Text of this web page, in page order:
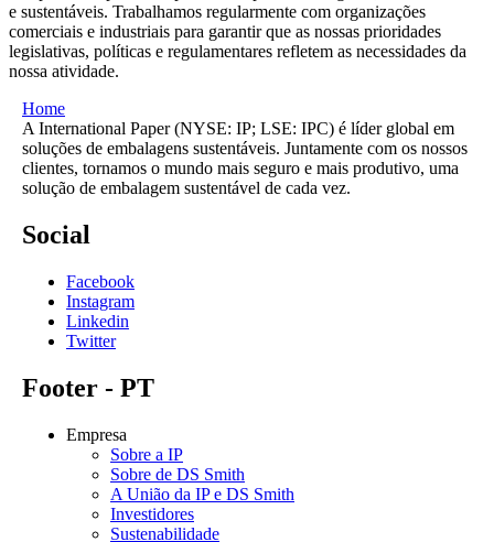
e sustentáveis. Trabalhamos regularmente com organizações
comerciais e industriais para garantir que as nossas prioridades
legislativas, políticas e regulamentares refletem as necessidades da
nossa atividade.
Home
A International Paper (NYSE: IP; LSE: IPC) é líder global em
soluções de embalagens sustentáveis. Juntamente com os nossos
clientes, tornamos o mundo mais seguro e mais produtivo, uma
solução de embalagem sustentável de cada vez.
Social
Facebook
Instagram
Linkedin
Twitter
Footer - PT
Empresa
Sobre a IP
Sobre de DS Smith
A União da IP e DS Smith
Investidores
Sustenabilidade